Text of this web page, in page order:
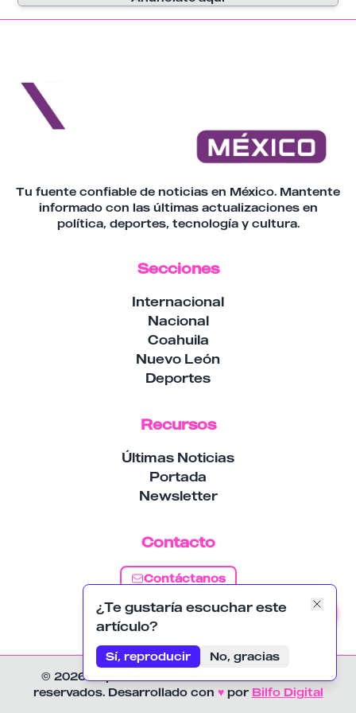
¿Te gustaría escuchar este
artículo?
Sí, reproducir No, gracias
Tu fuente confiable de noticias en México. Mantente
informado con las últimas actualizaciones en
política, deportes, tecnología y cultura.
Secciones
Internacional
Nacional
Coahuila
Nuevo León
Deportes
Recursos
Últimas Noticias
Portada
Newsletter
Contacto
Contáctanos
© 2026 Reporte Mexico. Todos los derechos
reservados. Desarrollado con ♥por Bilfo Digital